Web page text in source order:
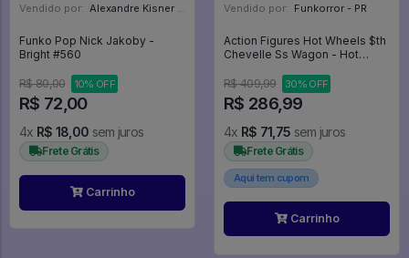
Vendido por: Alexandre Kisner - PR
Funko Pop Nick Jakoby -
Bright #560
R$ 80,00 10% OFF
R$ 72,00
4x R$ 18,00 sem juros
Frete Grátis
Carrinho
Vendido por: Funkorror - PR
Action Figures Hot Wheels $th
Chevelle Ss Wagon - Hot
R$ 409,99
30% OFF
R$ 286,99
4x R$ 71,75 sem juros
Frete Grátis
Aqui tem cupom
Carrinho